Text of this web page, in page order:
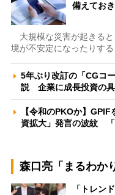
備えてお
大規模な災害が起きる
境が不安定になったりす
5年ぶり改訂の「CGコ
説 企業に成長投資の
【令和のPKOか】
資拡大」発言の波紋
森口亮「まるわか
「トレン